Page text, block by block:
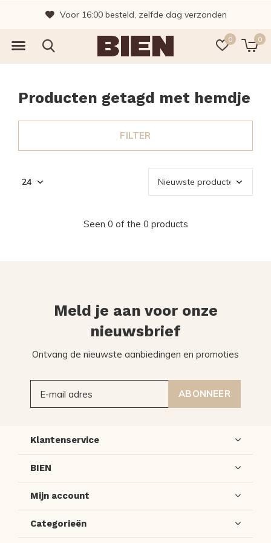
0 0
Voor 16:00 besteld, zelfde dag verzonden
Producten getagd met hemdje
FILTER
Seen 0 of the 0 products
Meld je aan voor onze
nieuwsbrief
Ontvang de nieuwste aanbiedingen en promoties
ABONNEER
Klantenservice
BIEN
Mijn account
Categorieën